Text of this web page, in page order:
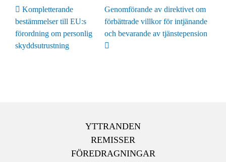
Inläggsnavigering
Kompletterande
bestämmelser till EU:s
förordning om personlig
skyddsutrustning
Genomförande av direktivet om
förbättrade villkor för intjänande
och bevarande av tjänstepension
YTTRANDEN
REMISSER
FÖREDRAGNINGAR